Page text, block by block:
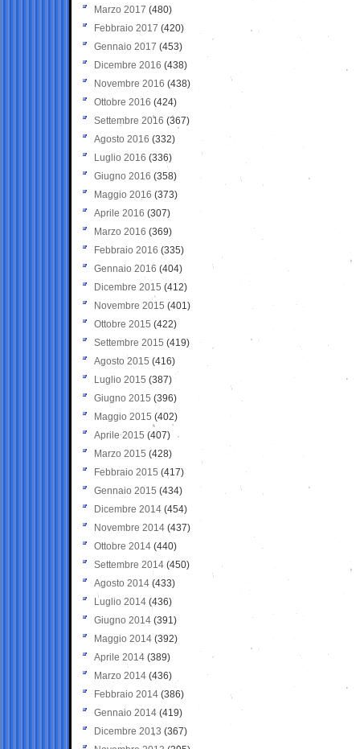
Marzo 2017 (480)
Febbraio 2017 (420)
Gennaio 2017 (453)
Dicembre 2016 (438)
Novembre 2016 (438)
Ottobre 2016 (424)
Settembre 2016 (367)
Agosto 2016 (332)
Luglio 2016 (336)
Giugno 2016 (358)
Maggio 2016 (373)
Aprile 2016 (307)
Marzo 2016 (369)
Febbraio 2016 (335)
Gennaio 2016 (404)
Dicembre 2015 (412)
Novembre 2015 (401)
Ottobre 2015 (422)
Settembre 2015 (419)
Agosto 2015 (416)
Luglio 2015 (387)
Giugno 2015 (396)
Maggio 2015 (402)
Aprile 2015 (407)
Marzo 2015 (428)
Febbraio 2015 (417)
Gennaio 2015 (434)
Dicembre 2014 (454)
Novembre 2014 (437)
Ottobre 2014 (440)
Settembre 2014 (450)
Agosto 2014 (433)
Luglio 2014 (436)
Giugno 2014 (391)
Maggio 2014 (392)
Aprile 2014 (389)
Marzo 2014 (436)
Febbraio 2014 (386)
Gennaio 2014 (419)
Dicembre 2013 (367)